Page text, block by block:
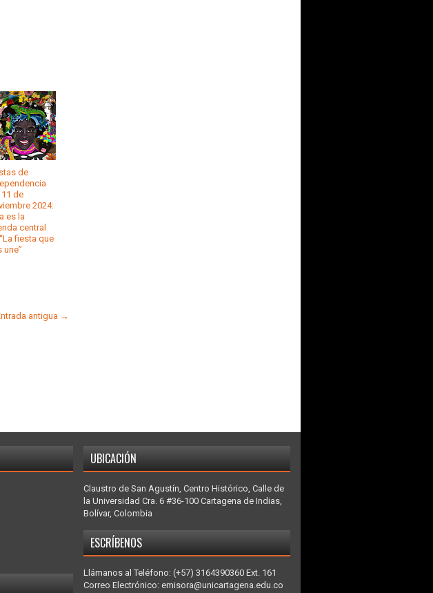
de
de
2024:
es la
central
fiesta que
une”
antigua →
UBICACIÓN
Claustro de San Agustín, Centro Histórico, Calle de
la Universidad Cra. 6 #36-100 Cartagena de Indias,
Bolívar, Colombia
ESCRÍBENOS
Llámanos al Teléfono: (+57) 3164390360 Ext. 161
Correo Electrónico: emisora@unicartagena.edu.co